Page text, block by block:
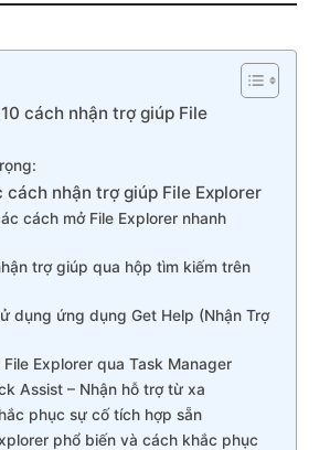
cách nhận trợ giúp File
cách nhận trợ giúp File Explorer
cách mở File Explorer nhanh
trợ giúp qua hộp tìm kiếm trên
dụng ứng dụng Get Help (Nhận Trợ
File Explorer qua Task Manager
Assist – Nhận hỗ trợ từ xa
phục sự cố tích hợp sẵn
phổ biến và cách khắc phục